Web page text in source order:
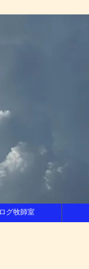
グ牧師室